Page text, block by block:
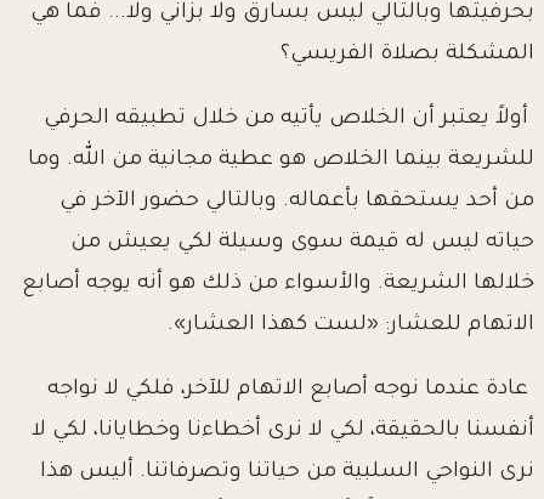
بحرفيتها وبالتالي ليس بسارق ولا بزاني ولا... فما هي
المشكلة بصلاة الفريسي؟
أولاً يعتبر أن الخلاص يأتيه من خلال تطبيقه الحرفي
للشريعة بينما الخلاص هو عطية مجانية من الله. وما
من أحد يستحقها بأعماله. وبالتالي حضور الآخر في
حياته ليس له قيمة سوى وسيلة لكي يعيش من
خلالها الشريعة. والأسواء من ذلك هو أنه يوجه أصابع
الاتهام للعشار: «لست كهذا العشار».
عادة عندما نوجه أصابع الاتهام للآخر، فلكي لا نواجه
أنفسنا بالحقيقة، لكي لا نرى أخطاءنا وخطايانا، لكي لا
نرى النواحي السلبية من حياتنا وتصرفاتنا. أليس هذا